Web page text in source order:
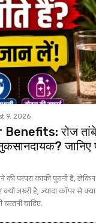
9, 2026
रोज तांबे
नुकसानदायक?
की परंपरा काफी पुरानी है,
क्यों जरूरी है, ज्यादा कॉपर से
चाहिए.